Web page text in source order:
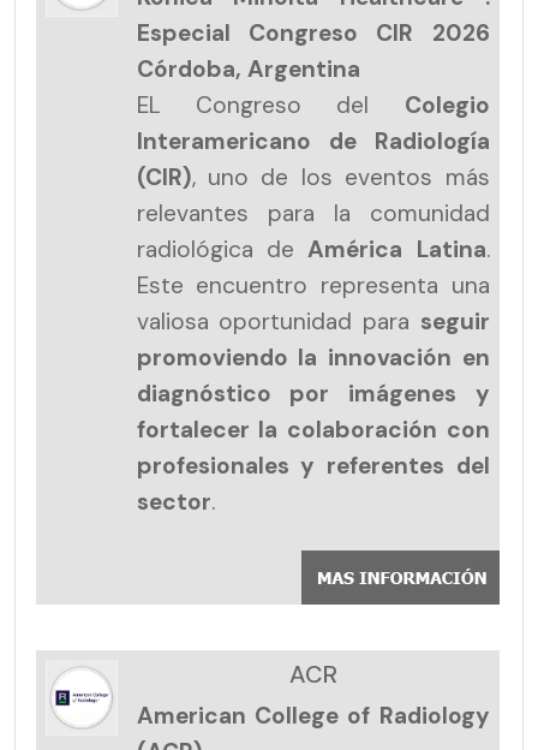
Especial Congreso CIR 2026
Córdoba, Argentina
EL Congreso del Colegio
Interamericano de Radiología
(CIR), uno de los eventos más
relevantes para la comunidad
radiológica deAmérica Latina.
Este encuentro representa una
valiosa oportunidad para seguir
promoviendo la innovación en
diagnóstico por imágenes y
fortalecer la colaboración con
profesionales y referentes del
sector.
ACR
American College of Radiology